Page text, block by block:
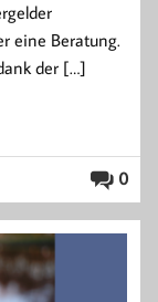
eine Beratung.
der […]
0